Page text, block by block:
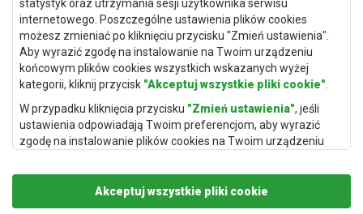
statystyk oraz utrzymania sesji użytkownika serwisu
internetowego. Poszczególne ustawienia plików cookies
możesz zmieniać po kliknięciu przycisku "Zmień ustawienia".
Aby wyrazić zgodę na instalowanie na Twoim urządzeniu
końcowym plików cookies wszystkich wskazanych wyżej
kategorii, kliknij przycisk "Akceptuj wszystkie pliki cookie"
W przypadku kliknięcia przycisku "Zmień ustawienia", jeśli
ustawienia odpowiadają Twoim preferencjom, aby wyrazić
zgodę na instalowanie plików cookies na Twoim urządzeniu
"Zapisz i zaakceptuj".
Podstawą przetwarzania danych osobowych, w zakresie w
Akceptuj wszystkie pliki cookie
Dywany Kraków
Dywany Poznań
Dywany Gdynia
Dywany Białystok
Dywany Kielce
Dywany Gdańsk